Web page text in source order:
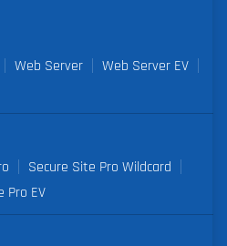
Web Server
Web Server EV
Secure Site Pro Wildcard
Pro EV